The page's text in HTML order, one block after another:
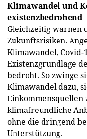
Klimawandel und
existenzbedrohend
Gleichzeitig warnen
Zukunftsrisiken.
Klimawandel, Covid-
Existenzgrundlage
bedroht. So zwinge
Klimawandel dazu,
klimafreundliche
ohne die dringend
Unterstützung.